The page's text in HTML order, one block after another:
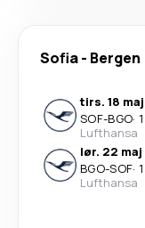
Sofia- Bergen
tirs. 18 maj
SOF-BGO·
Lufthansa
lør. 22 maj
BGO-SOF·
Lufthansa